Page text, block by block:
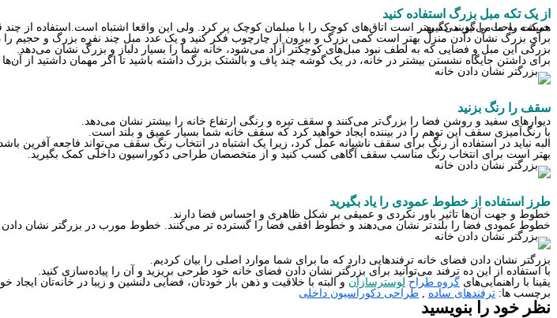
از یک تکه مبل بزرگ استفاده کنید
همیشه به ما می‌گویند که بهتر است اتاق‌های کوچک را با مبلمان کوچک پر کرد. ولی این واقعا اشتباه است.استفاده از چند قطعه مبل کوچک و جمع و جور، تنها فضا را شلوغ میکند و علاوه بر کوچک نشان دادن فضا، جلوی رفت و آمد و حرکت راحت را نیز می‌گیرد.
برای بزرگ نشان دادن منزل بهتر است کمی بزرگ و بیرون از چارچوب فکر کنید و یک عدد مبل چند نفره بزرگ و حجیم را
بزرگی این مبل و فضایی که به لطف نبود مبل‌های کوچکتر آزاد می‌شود، خانه شما را بسیار دلباز و بزرگ نشان می‌دهد.
برای داشتن جایگاه نشستن بیشتر در خانه، در یک گوشه چند پاف و بالشتک بزرگ داشته باشید تا اگر مهمان داشتید از آن‌ها
سقف را رنگ بزنید
دیوارهای سفید و روشن فضا را بزرگ‌تر می‌کنند و سقف تیره و رنگی ارتفاع خانه را بیشتر نشان می‌دهد.
با رنگ‌آمیزی سقف این توهم را در بیننده ایجاد خواهید کرد که سقف خانه شما بسیار عمیق و بلند است.
البه نباید در استفاده از رنگ برای سقف ناشیانه عمل کرد، زیرا یک اشتباه در انتخاب رنگ سقف می‌تواند فاجعه آفرین
بهتر است برای انتخاب رنگ مناسب سقف آگاهی کسب کنید و از متخصصان طراحی دکوراسیون داخلی کمک بگیرید.
طرز استفاده از خطوط عمودی را یاد بگیرید
خطوط و جهت آن‌ها تاثیر باور نکردی و عمیقی بر شکل ظاهری و احساس فضا دارند.
خطوط عمودی فضا را بلند‌تر نشان می‌دهند و خطوط افقی فضا را گسترده تر می‌کنند. خطوط مورب در بزرگتر نشان دادن
بزرگتر نشان دادن فضای خانه ترفندهایی دارد که ما برای شما موارد اصلی را بیان کردیم.
با استفاده از این ده ترفند می‌توانید برای بزرگتر نشان دادن فضای خانه خود طرحی بریزید و آن را پیاده‌سازی کنید.
یقینا با راهنمایی‌های گروه طراح لوسترسازان و البته با خلاقیت و ذهن باز خودتان، فضایی دلنشین و زیبا در خانه‌تان ایجاد
برچسب ها: ترفندهای ساده , طراحی دکوراسیون داخلی
نظر خود را بنویسید